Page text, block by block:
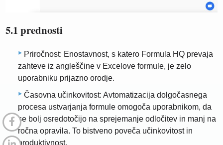
5.1 prednosti
Priročnost: Enostavnost, s katero Formula HQ prevaja
zahteve iz angleščine v Excelove formule, je zelo
uporabniku prijazno orodje.
Časovna učinkovitost: Avtomatizacija dolgočasnega
procesa ustvarjanja formule omogoča uporabnikom, da
se bolj osredotočijo na sprejemanje odločitev in manj na
ročna opravila. To bistveno poveča učinkovitost in
produktivnost.